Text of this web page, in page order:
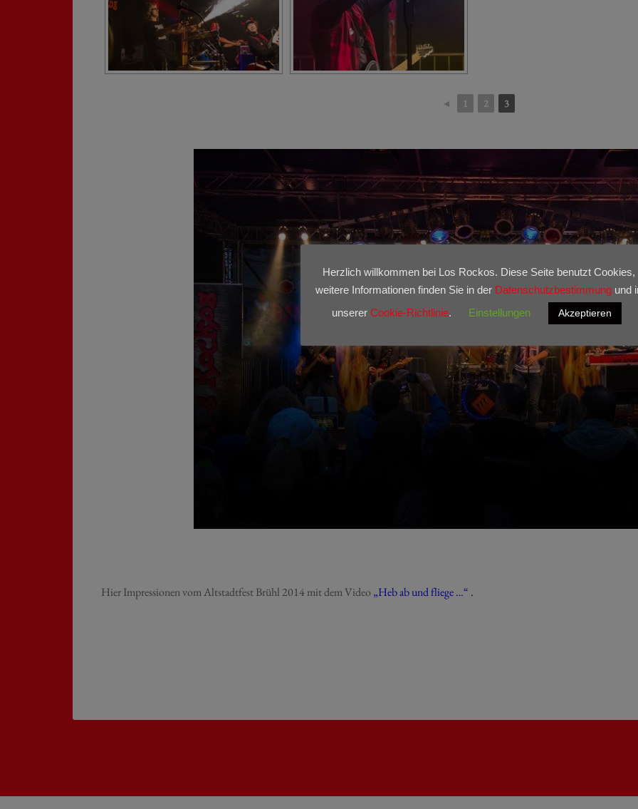
◄ 1 2 3
Hier Impressionen vom Altstadtfest Brühl 2014 mit dem Video„Heb ab und fliege …“ .
Herzlich willkommen bei Los Rockos. Diese Seite benutzt Cookies,
weitere Informationen finden Sie in der Datenschutzbestimmungund
unserer Cookie-Richtlinie. Einstellungen Akzeptieren